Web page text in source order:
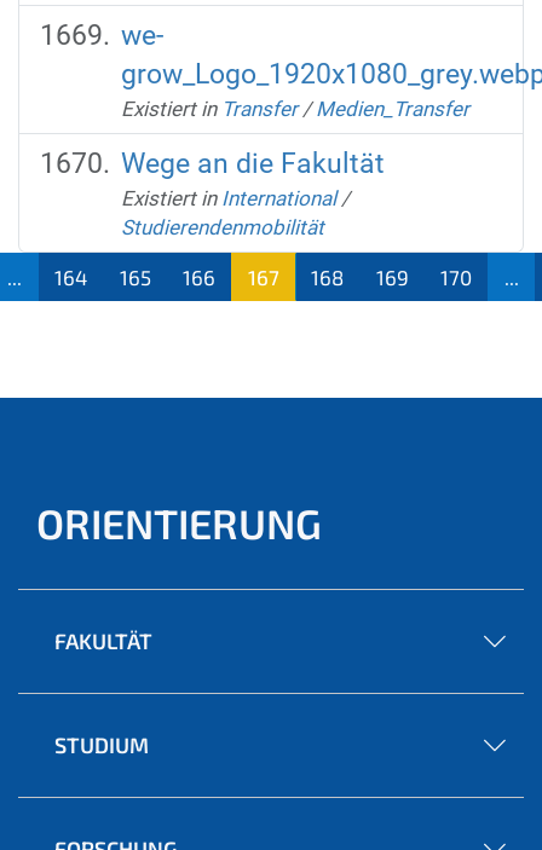
we-
Existiert in Transfer /Medien_Transfer
Wege an die Fakultät
Existiert in International /
Studierendenmobilität
164 165 166
167
168 169 170
ORIENTIERUNG
FAKULTÄT
STUDIUM